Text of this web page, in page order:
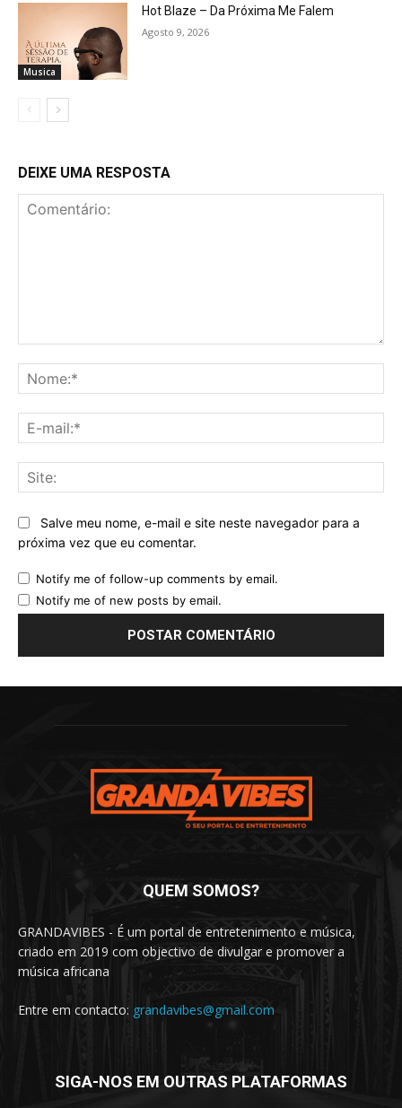
Musica
Hot Blaze – Da Próxima Me Falem
Agosto 9, 2026
DEIXE UMA RESPOSTA
Salve meu nome, e-mail e site neste navegador para a
próxima vez que eu comentar.
Notify me of follow-up comments by email.
Notify me of new posts by email.
QUEM SOMOS?
GRANDAVIBES - É um portal de entretenimento e música,
criado em 2019 com objectivo de divulgar e promover a
música africana
Entre em contacto: grandavibes@gmail.com
SIGA-NOS EM OUTRAS PLATAFORMAS